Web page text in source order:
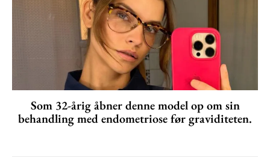
Som 32-årig åbner denne model op om sin
behandling med endometriose før graviditeten.